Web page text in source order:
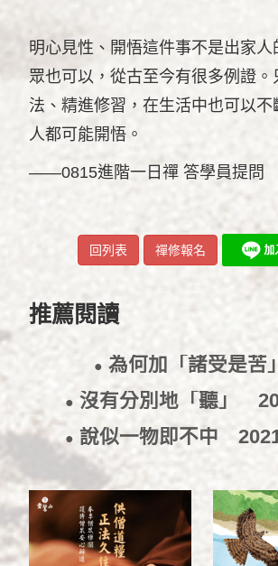
明心見性、開悟這件事不是出家人
眾也可以，從古至今有很多例證。
法、精進修習，在生活中也可以不
人都可能開悟。
——0815進階一日禪 答學員提問
回列表 禪修報名
推薦閱讀
● 為何加「諸受是苦
● 沒有分別地「聽」
● 說似一物即不中